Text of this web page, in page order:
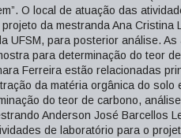
O local de atuação das
da mestranda Ana
UFSM, para posterior análise.
para determinação do teor
Ferreira estão relacionadas
da matéria orgânica do
do teor de carbono,
Anderson José Barcellos
de laboratório para o